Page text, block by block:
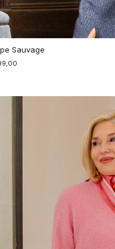
Sauvage